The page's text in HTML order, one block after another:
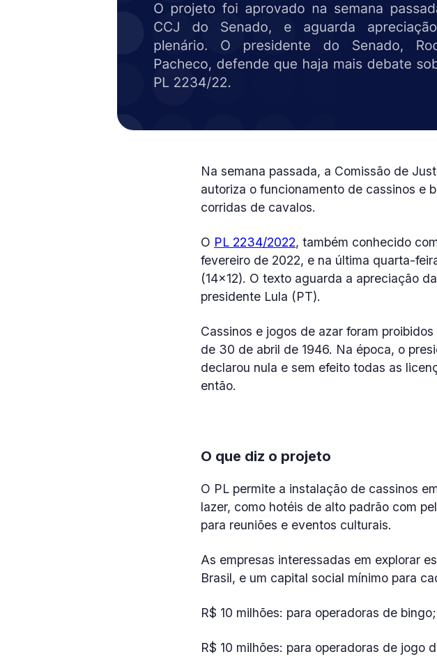
Na semana passada, a Comissão de
autoriza o funcionamento de cassinos e
corridas de cavalos.
O PL 2234/2022, também conhecido
fevereiro de 2022, e na última quarta-
(14×12). O texto aguarda a apreciação
presidente Lula (PT).
Cassinos e jogos de azar foram
de 30 de abril de 1946. Na época, o
declarou nula e sem efeito todas as
então.
O que diz o projeto
O PL permite a instalação de cassinos
lazer, como hotéis de alto padrão com
para reuniões e eventos culturais.
As empresas interessadas em explorar
Brasil, e um capital social mínimo para
R$ 10 milhões: para operadoras de bingo;
R$ 10 milhões: para operadoras de jogo